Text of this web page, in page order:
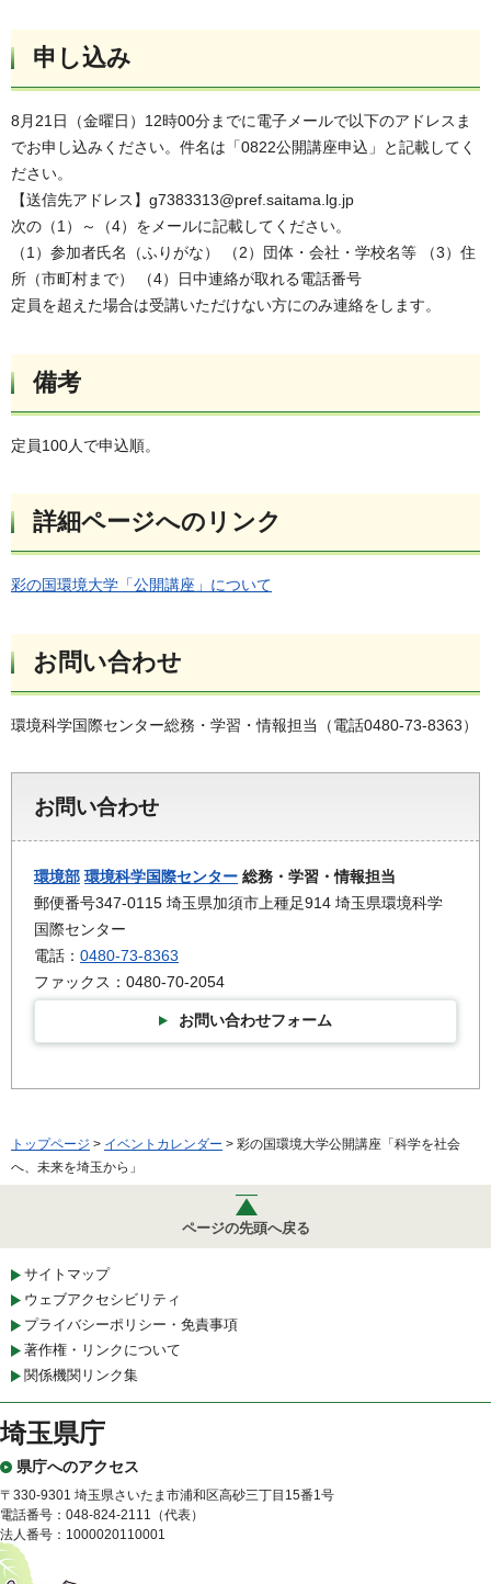
申し込み
8月21日（金曜日）12時00分までに電子メールで以下のアドレスま
でお申し込みください。件名は「0822公開講座申込」と記載してく
ださい。
【送信先アドレス】g7383313@pref.saitama.lg.jp
次の（1）～（4）をメールに記載してください。
（1）参加者氏名（ふりがな） （2）団体・会社・学校名等 （3）住
所（市町村まで） （4）日中連絡が取れる電話番号
定員を超えた場合は受講いただけない方にのみ連絡をします。
備考
定員100人で申込順。
詳細ページへのリンク
彩の国環境大学「公開講座」について
お問い合わせ
環境科学国際センター総務・学習・情報担当（電話0480-73-8363）
お問い合わせ
環境部 環境科学国際センター 総務・学習・情報担当
郵便番号347-0115 埼玉県加須市上種足914 埼玉県環境科学
国際センター
電話： 0480-73-8363
ファックス：0480-70-2054
お問い合わせフォーム
トップページ > イベントカレンダー > 彩の国環境大学公開講座「科学を社会
へ、未来を埼玉から」
ページの先頭へ戻る
サイトマップ
ウェブアクセシビリティ
プライバシーポリシー・免責事項
著作権・リンクについて
関係機関リンク集
埼玉県庁
県庁へのアクセス
〒330-9301 埼玉県さいたま市浦和区高砂三丁目15番1号
電話番号：048-824-2111（代表）
法人番号：1000020110001